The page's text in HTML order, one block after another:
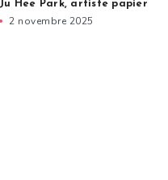
Ju Hee Park, artiste papier
2 novembre 2025